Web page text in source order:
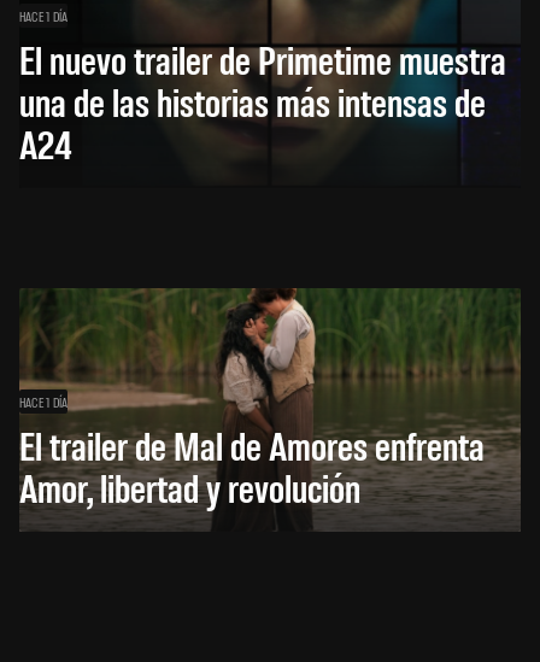
HACE 1 DÍA
El nuevo trailer de Primetime muestra
una de las historias más intensas de
A24
HACE 1 DÍA
El trailer de Mal de Amores enfrenta
Amor, libertad y revolución